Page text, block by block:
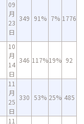
09
月
23
日
349 91% 7% 1776
10
月
14
日
346 117%19% 92
11
月
25
日
330 53% 25% 485
11